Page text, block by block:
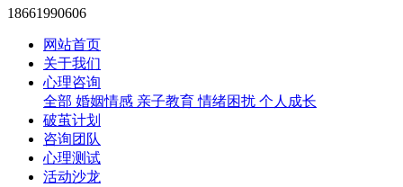
18661990606
网站首页
关于我们
心理咨询
全部 婚姻情感 亲子教育 情绪困扰 个人成长
破茧计划
咨询团队
心理测试
活动沙龙